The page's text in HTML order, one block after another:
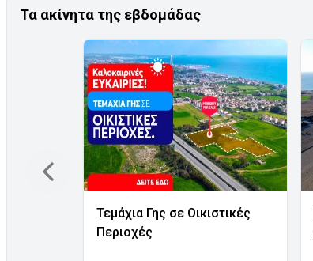
Τα ακίνητα της εβδομάδας
Τεμάχια Γης σε Οικιστικές
Περιοχές